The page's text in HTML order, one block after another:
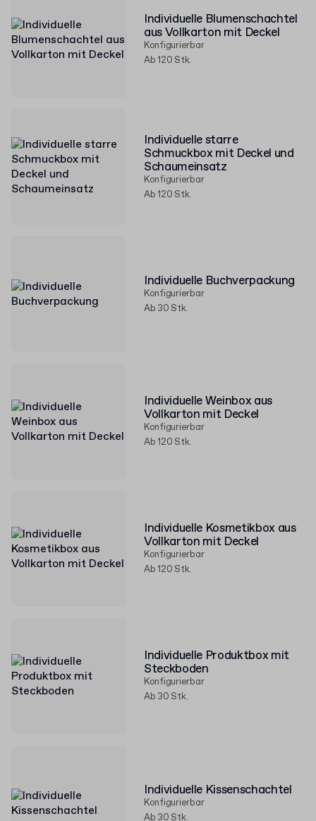
Individuelle Blumenschachtel
aus Vollkarton mit Deckel
Konfigurierbar
Ab 120 Stk.
Individuelle starre
Schmuckbox mit Deckel und
Schaumeinsatz
Konfigurierbar
Ab 120 Stk.
Individuelle Buchverpackung
Konfigurierbar
Ab 30 Stk.
Individuelle Weinbox aus
Vollkarton mit Deckel
Konfigurierbar
Ab 120 Stk.
Individuelle Kosmetikbox aus
Vollkarton mit Deckel
Konfigurierbar
Ab 120 Stk.
Individuelle Produktbox mit
Steckboden
Konfigurierbar
Ab 30 Stk.
Individuelle Kissenschachtel
Konfigurierbar
Ab 30 Stk.